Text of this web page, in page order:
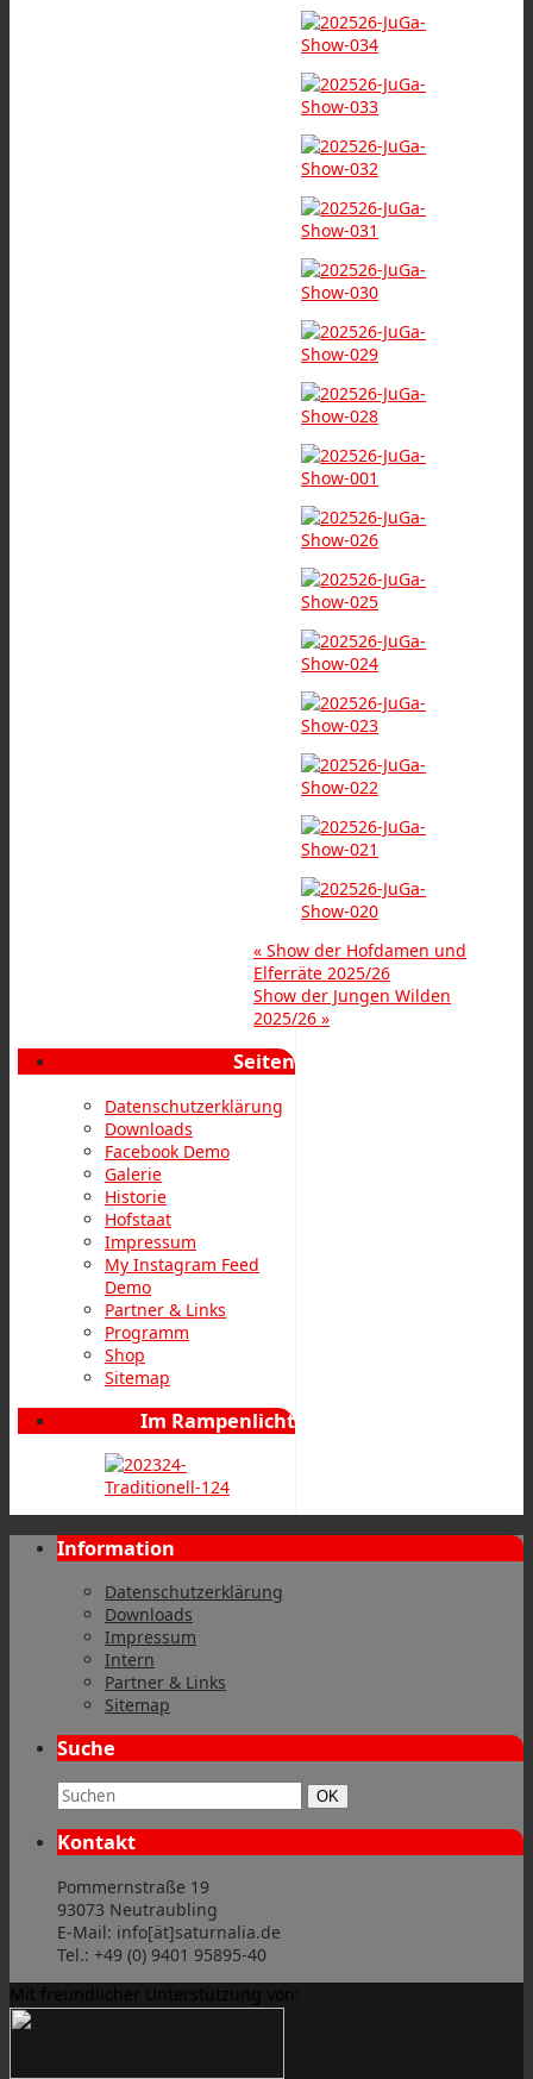
« Show der Hofdamen und
Elferräte 2025/26
Show der Jungen Wilden
2025/26 »
Seiten
Datenschutzerklärung
Downloads
Facebook Demo
Galerie
Historie
Hofstaat
Impressum
My Instagram Feed
Demo
Partner & Links
Programm
Shop
Sitemap
Im Rampenlicht
Information
Datenschutzerklärung
Downloads
Impressum
Intern
Partner & Links
Sitemap
Suche
Suchbegriff: Suchen
OK
Kontakt
Pommernstraße 19
93073 Neutraubling
E-Mail: info[ät]saturnalia.de
Tel.: +49 (0) 9401 95895-40